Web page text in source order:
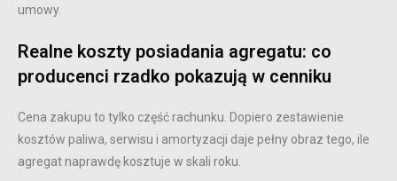
umowy.
Realne koszty posiadania agregatu: co
producenci rzadko pokazują w cenniku
Cena zakupu to tylko część rachunku. Dopiero zestawienie
kosztów paliwa, serwisu i amortyzacji daje pełny obraz tego, ile
agregat naprawdę kosztuje w skali roku.